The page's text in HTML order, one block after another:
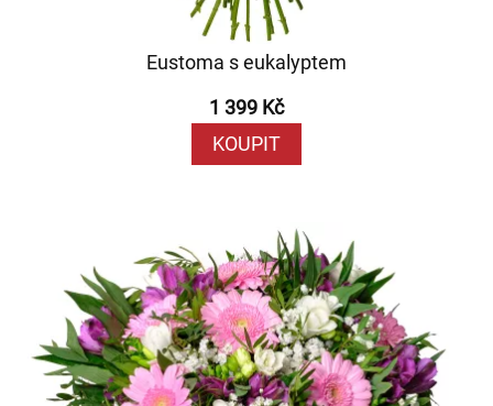
Eustoma s eukalyptem
1 399 Kč
KOUPIT